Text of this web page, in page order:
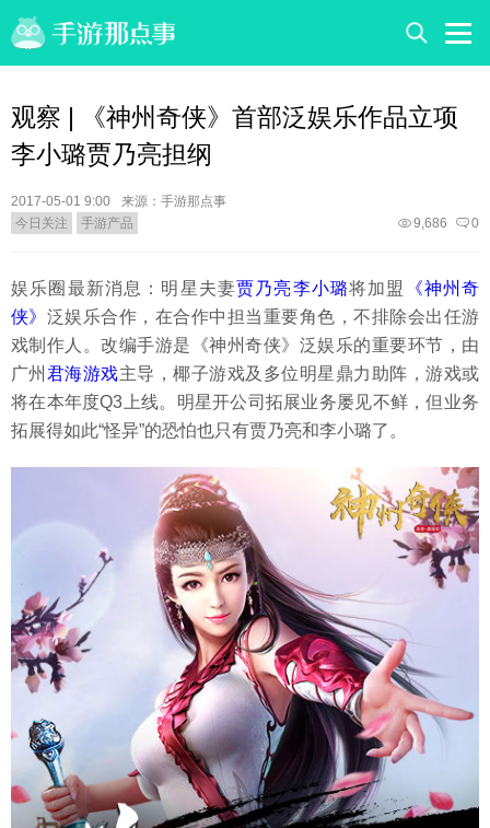
观察 | 《神州奇侠》首部泛娱乐作品立项
李小璐贾乃亮担纲
2017-05-01 9:00
来源：手游那点事
今日关注
手游产品 0
9,686
娱乐圈最新消息：明星夫妻贾乃亮李小璐将加盟
《神州奇
侠》 泛娱乐合作，在合作中担当重要角色，不排除会出任游
戏制作人。改编手游是《神州奇侠》泛娱乐的重要环节，由
广州 君海游戏主导，椰子游戏及多位明星鼎力助阵，游戏或
将在本年度Q3上线。明星开公司拓展业务屡见不鲜，但业务
拓展得如此“怪异”的恐怕也只有贾乃亮和李小璐了。